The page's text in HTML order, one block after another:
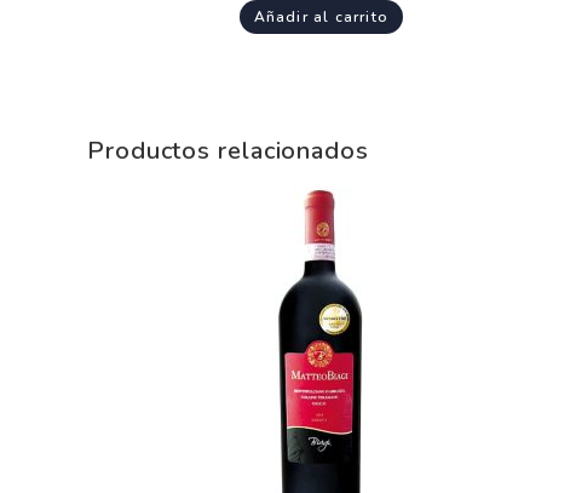
Añadir al carrito
Productos relacionados